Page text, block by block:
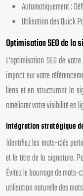
Automatiquement :
Utilisation des Quick
Optimisation SEO de la
L’optimisation SEO de
impact sur votre
liens et en structurant la
améliorer votre visibilité en
Intégration stratégique
Identifiez les mots-clés
et le titre de la signature.
Évitez le bourrage de
utilisation naturelle des